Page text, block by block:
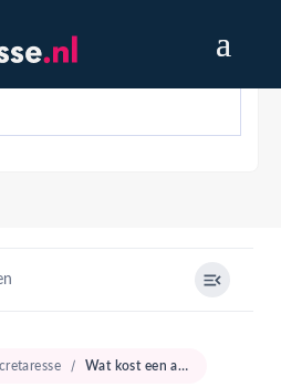
Wat kost een administratief medewerker per uur?